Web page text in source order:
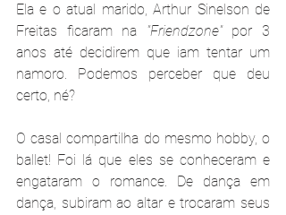
Ela e o atual marido, Arthur Sinelson de
Freitas ficaram na "Friendzone" por 3
anos até decidirem que iam tentar um
namoro. Podemos perceber que deu
certo, né?
O casal compartilha do mesmo hobby, o
ballet! Foi lá que eles se conheceram e
engataram o romance. De dança em
dança, subiram ao altar e trocaram seus